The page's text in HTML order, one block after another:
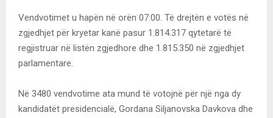
Vendvotimet u hapën në orën 07:00. Të drejtën e votës në
zgjedhjet për kryetar kanë pasur 1.814.317 qytetarë të
regjistruar në listën zgjedhore dhe 1.815.350 në zgjedhjet
parlamentare.
Në 3480 vendvotime ata mund të votojnë për një nga dy
kandidatët presidencialë, Gordana Siljanovska Davkova dhe